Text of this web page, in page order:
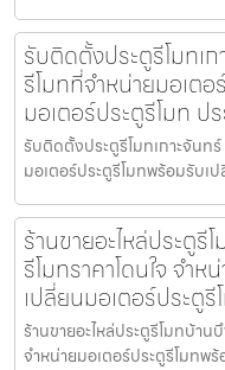
รับติดตั้งประตูรีโมทเ
รีโมทที่จำหน่ายมอเต
มอเตอร์ประตูรีโมท ป
รับติดตั้งประตูรีโมทเกาะจันท
มอเตอร์ประตูรีโมทพร้อมรับเ
ร้านขายอะไหล่ประตูรี
รีโมทราคาโดนใจ จำ
เปลี่ยนมอเตอร์ประตู
ร้านขายอะไหล่ประตูรีโมทบ้าน
จำหน่ายมอเตอร์ประตูรีโมทพ